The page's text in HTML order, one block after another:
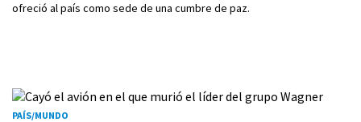
ofreció al país como sede de una cumbre de paz.
PAÍS/MUNDO